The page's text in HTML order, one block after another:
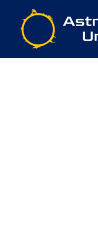
innehåll